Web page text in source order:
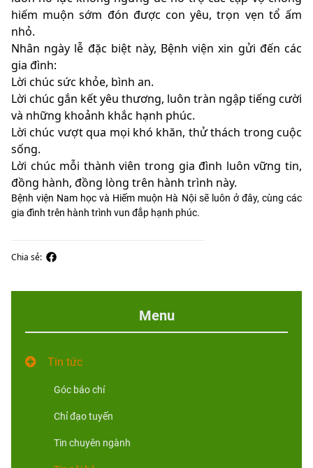
hiếm muộn sớm đón được con yêu, trọn vẹn tổ ấm
nhỏ.
Nhân ngày lễ đặc biệt này, Bệnh viện xin gửi đến các
gia đình:
Lời chúc sức khỏe, bình an.
Lời chúc gắn kết yêu thương, luôn tràn ngập tiếng cười
và những khoảnh khắc hạnh phúc.
Lời chúc vượt qua mọi khó khăn, thử thách trong cuộc
sống.
Lời chúc mỗi thành viên trong gia đình luôn vững tin,
đồng hành, đồng lòng trên hành trình này.
Bệnh viện Nam học và Hiếm muộn Hà Nội sẽ luôn ở đây, cùng các
gia đình trên hành trình vun đắp hạnh phúc.
Chia sẻ:
Menu
Tin tức
Góc báo chí
Chỉ đạo tuyến
Tin chuyên ngành